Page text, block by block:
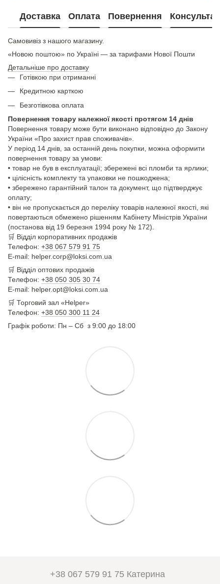
Доставка Оплата Повернення
Самовивіз з нашого магазину.
«Новою поштою» по Україні — за тарифами Нової Пошти
Детальніше про доставку
Готівкою при отриманні
Кредитною карткою
Безготівкова оплата
Повернення товару належної якості протягом 14 днів
Повернення товару може бути виконано відповідно до Закону
України «Про захист прав споживачів».
У період 14 днів, за останній день покупки, можна оформити
повернення товару за умови:
• товар не був в експлуатації; збережені всі пломби та ярлики;
• цілісність комплекту та упаковки не пошкоджена;
• збережено гарантійний талон та документ, що підтверджує
оплату;
• він не пропускається до переліку товарів належної якості, які
повертаються обмежено рішенням Кабінету Міністрів України
(постанова від 19 березня 1994 року № 172).
🛒 Відділ корпоративних продажів
Телефон: +38 067 579 91 75
E-mail: helper.corp@loksi.com.ua
🛒 Відділ оптових продажів
Телефон: +38 050 305 30 74
E-mail: helper.opt@loksi.com.ua
🛒 Торговий зал «Helper»
Телефон: +38 050 300 11 24
Графік роботи: Пн – Сб з 9:00 до 18:00
+38 067 579 91 75 Катерина